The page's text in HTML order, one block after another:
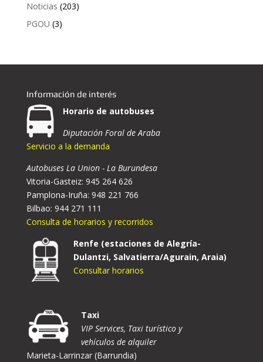
Noticias (203)
PGOU (3)
Información de interés
Horario de autobuses
Diputación Foral de Araba
Servicio a la demanda
Autobuses La Union - La Burundesa
Vitoria-Gasteiz: 945 264 626
Pamplona-Iruña: 948 221 766
Bilbao: 944 271 111
Consulta de horarios y recorridos
Renfe (estaciones de Alegría-
Dulantzi, Salvatierra/Agurain, Araia)
Consultar horarios
Taxi
VIP Services, Taxi turístico y
vehículos de alquiler
Marieta-Larrinzar (Barrundia)